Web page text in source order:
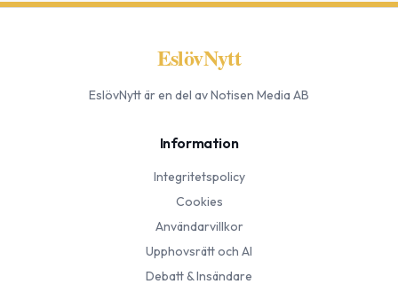
EslövNytt
EslövNyttär en del av Notisen Media AB
Information
Integritetspolicy
Cookies
Användarvillkor
Upphovsrätt och AI
Debatt & Insändare